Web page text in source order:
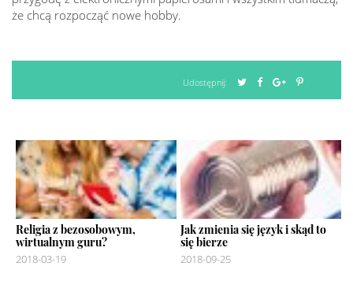
że chcą rozpocząć nowe hobby.
Udostępnij:
Religia z bezosobowym,
wirtualnym guru?
2018-03-19
Jak zmienia się język i skąd to
się bierze
2018-09-25